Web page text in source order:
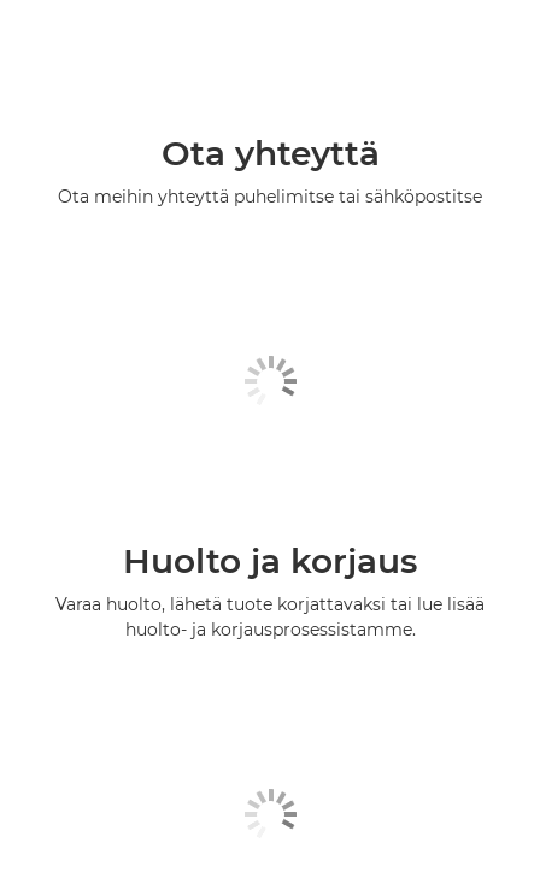
Ota yhteyttä
Ota meihin yhteyttä puhelimitse tai sähköpostitse
Huolto ja korjaus
Varaa huolto, lähetä tuote korjattavaksi tai lue lisää
huolto- ja korjausprosessistamme.